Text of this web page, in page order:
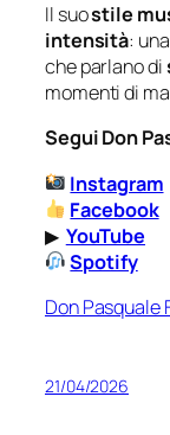
Il suostile
intensità: una
che parlano di
momenti di
Segui Don
Instagram
Facebook
▶ YouTube
Spotify
Don Pasquale
21/04/2026